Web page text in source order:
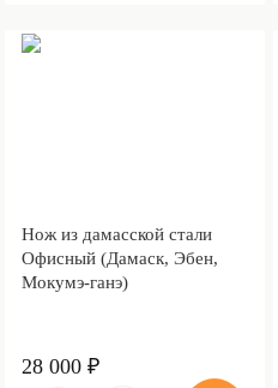
Нож из дамасской стали
Офисный (Дамаск, Эбен,
Мокумэ-ганэ)
28 000 ₽